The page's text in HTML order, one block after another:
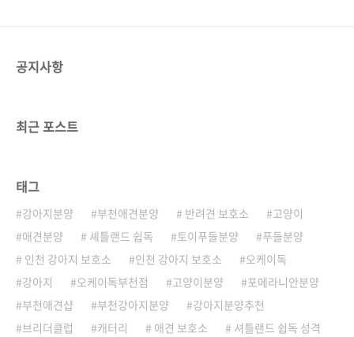
공지사항
최근 포스트
태그
강아지분양 부천애견분양 반려견 보호소
고양이
애견분양
셰틀랜드 쉽독 토이푸들분양
푸들분양
인천 강아지 보호소
인천 강아지 보호소
오케이독
강아지
오케이독부천점 고양이분양
포메라니안분양
부천애견샵
부천강아지분양
강아지분양추천
브리더클럽
캐터리 애견 보호소
셔틀랜드 쉽독 성격